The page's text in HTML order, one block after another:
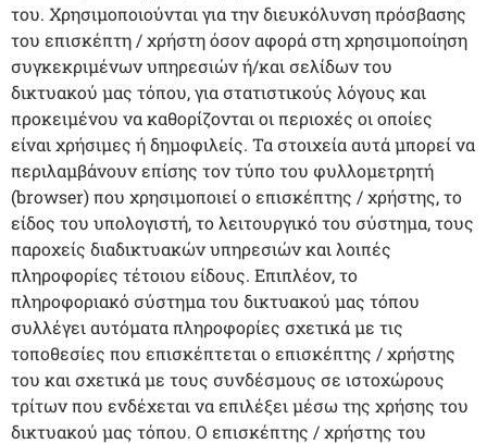
του. Χρησιμοποιούνται για την διευκόλυνση πρόσβασης
του επισκέπτη / χρήστη όσον αφορά στη χρησιμοποίηση
συγκεκριμένων υπηρεσιών ή/και σελίδων του
δικτυακού μας τόπου, για στατιστικούς λόγους και
προκειμένου να καθορίζονται οι περιοχές οι οποίες
είναι χρήσιμες ή δημοφιλείς. Τα στοιχεία αυτά μπορεί να
περιλαμβάνουν επίσης τον τύπο του φυλλομετρητή
(browser) που χρησιμοποιεί ο επισκέπτης / χρήστης, το
είδος του υπολογιστή, το λειτουργικό του σύστημα, τους
παροχείς διαδικτυακών υπηρεσιών και λοιπές
πληροφορίες τέτοιου είδους. Επιπλέον, το
πληροφοριακό σύστημα του δικτυακού μας τόπου
συλλέγει αυτόματα πληροφορίες σχετικά με τις
τοποθεσίες που επισκέπτεται ο επισκέπτης / χρήστης
του και σχετικά με τους συνδέσμους σε ιστοχώρους
τρίτων που ενδέχεται να επιλέξει μέσω της χρήσης του
δικτυακού μας τόπου. Ο επισκέπτης / χρήστης του